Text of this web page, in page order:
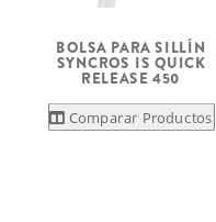
BOLSA PARA SILLÍN
SYNCROS IS QUICK
RELEASE 450
Comparar Productos